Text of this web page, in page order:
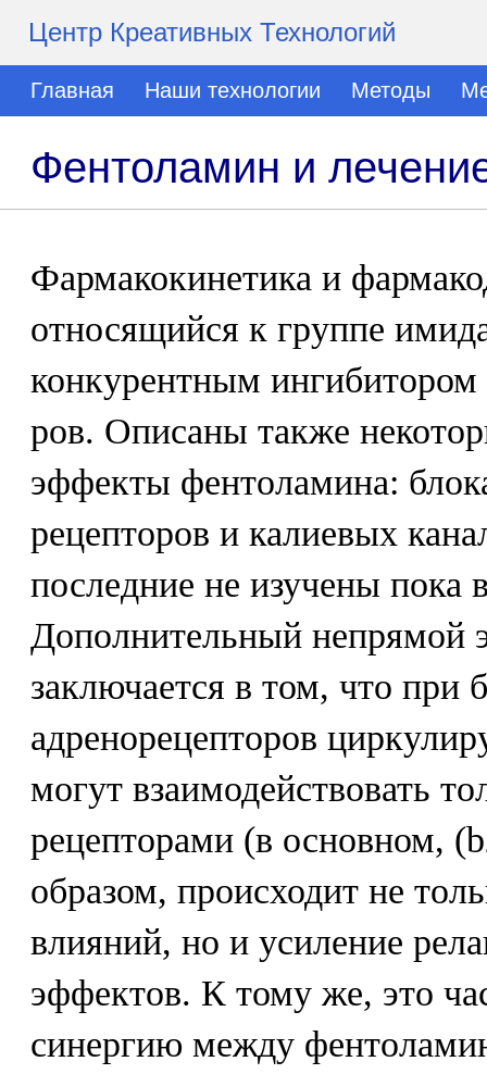
Центр Креативных Технологий
Главная Наши технологии Методы
Фентоламин и
Фармакокинетика и
относящийся к группе
конкурентным ингибитором
ров. Описаны также
эффекты фентоламина:
рецепторов и калиевых
последние не изучены пока
Дополнительный непрямой
заключается в том, что при
адренорецепторов
могут взаимодействовать
рецепторами (в основном,
образом, происходит не
влияний, но и усиление
эффектов. К тому же, это
синергию между